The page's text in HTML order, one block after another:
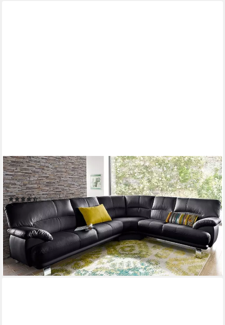
TRENDMANUFAKTUR
Ecksofa Cecilia in italienischem Design, modern und komfortabel,
L-Form, bequeme Armlehnen, mit langem Schenkel
(215)
2.229,99 € UVP 2.899,00 €
-23%
lieferbar in 6 Wochen
+3